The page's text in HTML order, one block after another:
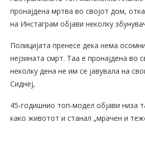
пронајдена мртва во својот дом,
на Инстаграм објави неколку
Полицијата пренесе дека нема
нејзината смрт. Таа е пронајдена во
неколку дена не им се јавувала на
Сиднеј,
45-годишнио топ-модел објави низа
како животот и станал „мрачен и